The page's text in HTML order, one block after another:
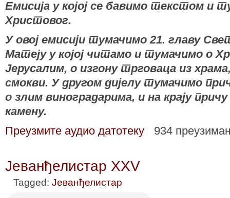
Емисија у којој се бавимо текстом и
Христовог.
У овој емисији тумачимо 21. главу
Матеју у којoj читамо и тумачимо о
Јерусалим, о изгону трговаца из
смокви. У другом дијелу тумачимо
о злим виноградарима, и на крају
камену.
Преузмите аудио датотеку
934
Јеванђелистар XXV
Tagged: Јеванђелистар